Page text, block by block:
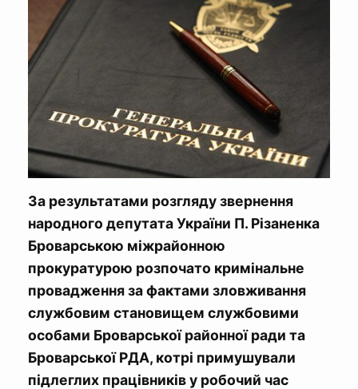
За результатами розгляду звернення
народного депутата України П. Різаненка
Броварською міжрайонною
прокуратурою розпочато кримінальне
провадження за фактами зловживання
службовим становищем службовими
особами Броварської районної ради та
Броварської РДА, котрі примушували
підлеглих працівників у робочий час